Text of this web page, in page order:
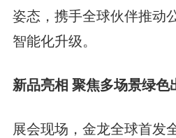
姿态，携手全球伙伴推动
智能化升级。
新品亮相 聚焦多场景绿色
展会现场，金龙全球首发